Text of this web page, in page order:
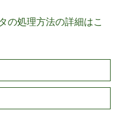
の処理方法の詳細はこ